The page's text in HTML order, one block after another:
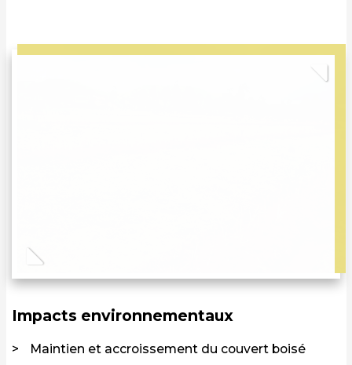
Previous
Impacts environnementaux
Maintien et accroissement du couvert boisé